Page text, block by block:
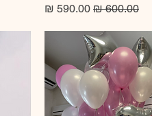
מחיר רגיל מחיר מבצע